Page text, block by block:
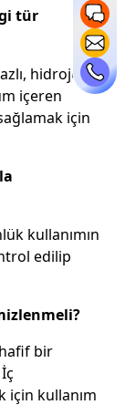
tür
hidrojen
içeren
için
kullanımın
edilip
bir
için kullanım